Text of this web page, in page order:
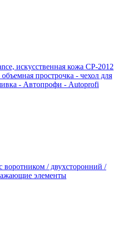
искусственная кожа CP-2012
прострочка - чехол для
- Автопрофи - Autoprofi
воротником / двухсторонний /
элементы